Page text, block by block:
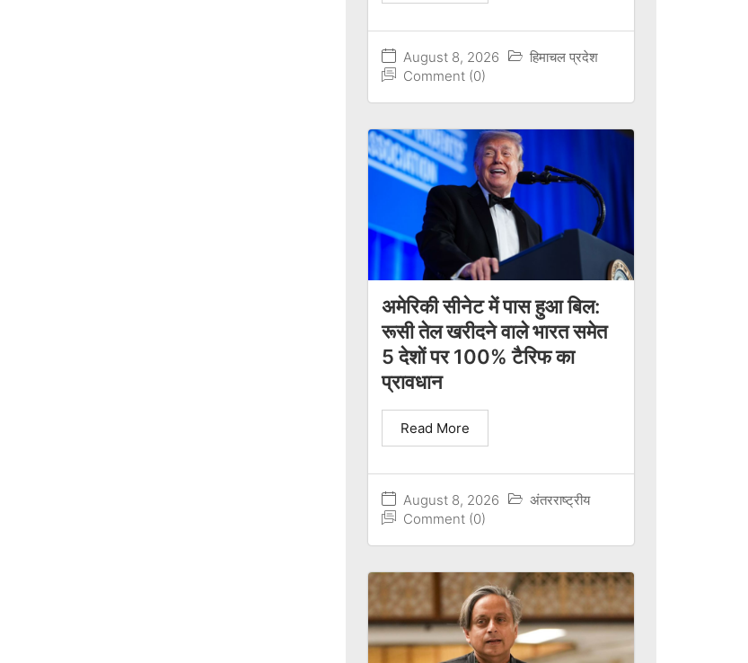
August 8, 2026
हिमाचल प्रदेश
Comment (0)
अमेरिकी सीनेट में पास हुआ बिल:
रूसी तेल खरीदने वाले भारत समेत
5 देशों पर 100% टैरिफ का
प्रावधान
August 8, 2026
अंतरराष्ट्रीय
Comment (0)
Read More